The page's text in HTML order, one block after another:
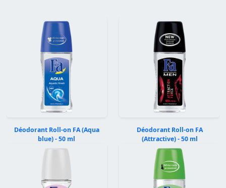
Déodorant Roll-on FA (Aqua
blue) - 50 ml
Déodorant Roll-on FA
(Attractive) - 50 ml
Précédent